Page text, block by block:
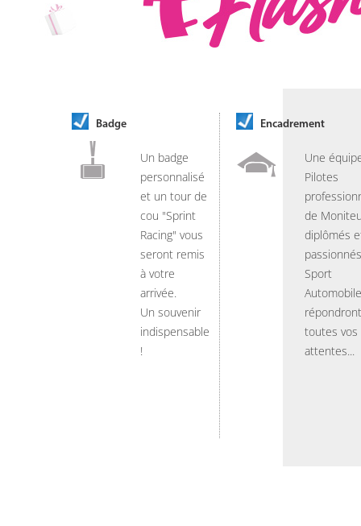
Badge
Un badge
personnalisé
et un tour de
cou "Sprint
Racing" vous
seront remis
à votre
arrivée.
Un souvenir
indispensable
!
Encadrement
Une
Pilotes
de
diplômés
Sport
Automobile
toutes vos
attentes...